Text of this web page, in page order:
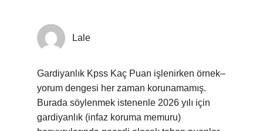
Lale
Gardiyanlık Kpss Kaç Puan işlenirken örnek–
yorum dengesi her zaman korunamamış.
Burada söylenmek istenenle 2026 yılı için
gardiyanlık (infaz koruma memuru)